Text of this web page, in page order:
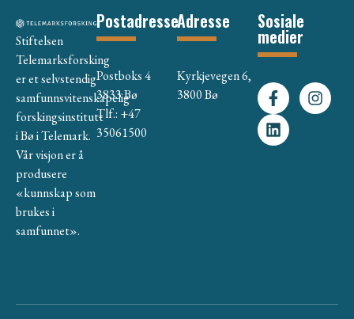
Stiftelsen
Telemarksforsking
er et selvstendig
samfunnsvitenskapelig
forskingsinstitutt
i Bø i Telemark.
Vår visjon er å
produsere
«kunnskap som
brukes i
samfunnet».
Postadresse
Postboks 4
3833 Bø
Tlf.: +47
35061500
Adresse
Kyrkjevegen 6,
3800 Bø
Sosiale
medier